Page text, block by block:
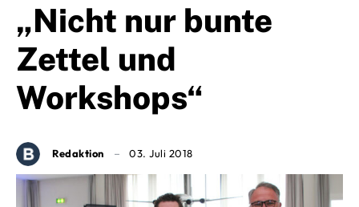
„Nicht nur bunte
Zettel und
Workshops“
Redaktion 03. Juli 2018